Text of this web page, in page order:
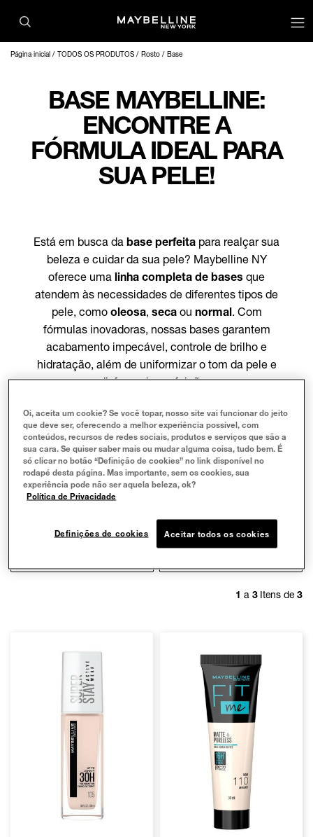
Página inicial TODOS OS PRODUTOS Rosto Base
BASE MAYBELLINE:
ENCONTRE A
FÓRMULA IDEAL PARA
SUA PELE!
Está em busca da base perfeita para realçar sua
beleza e cuidar da sua pele? Maybelline NY
oferece uma linha completa de bases que
atendem às necessidades de diferentes tipos de
pele, como oleosa, secaou normal. Com
fórmulas inovadoras, nossas bases garantem
acabamento impecável, controle de brilho e
hidratação, além de uniformizar o tom da pele e
disfarçar imperfeições.
para o seu dia a dia ou ocasiões especiais. Seja
para umvisual matte duradouroou um
acabamento naturalcom viço saudável, temos a
solução perfeita para você. Experimente as
bases Maybelline e conquiste uma pele
uniforme, protegida e radiante!
1 a 3Itens de3
Oi, aceita um cookie? Se você topar, nosso site vai funcionar do jeito
que deve ser, oferecendo a melhor experiência possível, com
conteúdos, recursos de redes sociais, produtos e serviços que são a
sua cara. Se quiser saber mais ou mudar alguma coisa, tudo bem. É
só clicar no botão “Definição de cookies” no link disponível no
rodapé desta página. Mas importante, sem os cookies, sua
experiência pode não ser aquela beleza, ok?
Política de Privacidade
Definições de cookies Aceitar todos os cookies